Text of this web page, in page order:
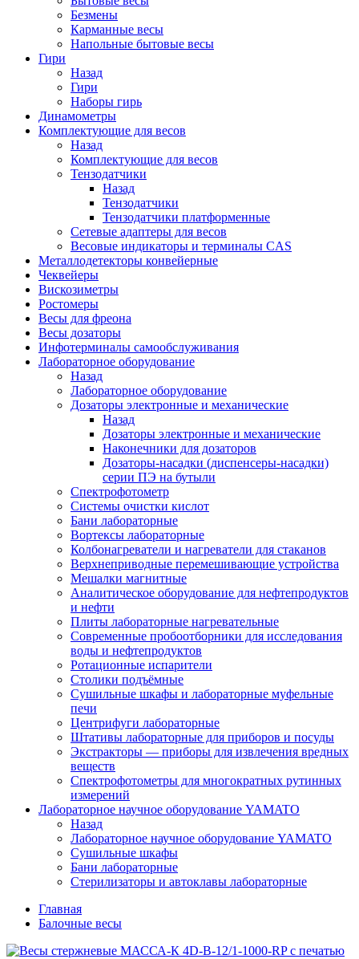
Безмены
Карманные весы
Напольные бытовые весы
Гири
Назад
Гири
Наборы гирь
Динамометры
Комплектующие для весов
Назад
Комплектующие для весов
Тензодатчики
Назад
Тензодатчики
Тензодатчики платформенные
Сетевые адаптеры для весов
Весовые индикаторы и терминалы CAS
Металлодетекторы конвейерные
Чеквейеры
Вискозиметры
Ростомеры
Весы для фреона
Весы дозаторы
Инфотерминалы самообслуживания
Лабораторное оборудование
Назад
Лабораторное оборудование
Дозаторы электронные и механические
Назад
Дозаторы электронные и механические
Наконечники для дозаторов
Дозаторы-насадки (диспенсеры-насадки)
серии ПЭ на бутыли
Спектрофотометр
Системы очистки кислот
Бани лабораторные
Вортексы лабораторные
Колбонагреватели и нагреватели для стаканов
Верхнеприводные перемешивающие устройства
Мешалки магнитные
Аналитическое оборудование для нефтепродуктов
и нефти
Плиты лабораторные нагревательные
Современные пробоотборники для исследования
воды и нефтепродуктов
Ротационные испарители
Столики подъёмные
Сушильные шкафы и лабораторные муфельные
печи
Центрифуги лабораторные
Штативы лабораторные для приборов и посуды
Экстракторы — приборы для извлечения вредных
веществ
Спектрофотометры для многократных рутинных
измерений
Лабораторное научное оборудование YAMATO
Назад
Лабораторное научное оборудование YAMATO
Сушильные шкафы
Бани лабораторные
Стерилизаторы и автоклавы лабораторные
Главная
Балочные весы